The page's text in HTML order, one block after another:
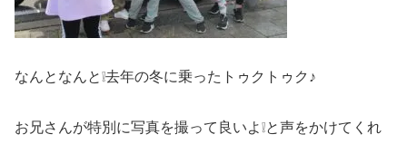
なんとなんと❕去年の冬に乗ったトゥクトゥク♪
お兄さんが特別に写真を撮って良いよ❕と声をかけてくれ